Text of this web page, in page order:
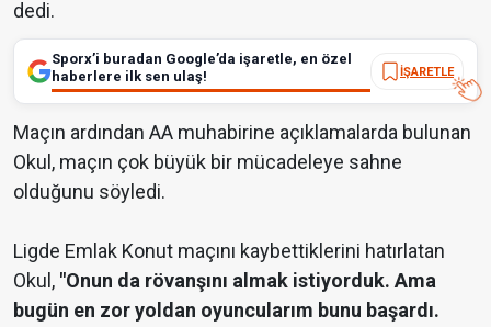
dedi.
Sporx’i buradan Google’da işaretle, en özel
haberlere ilk sen ulaş!
İŞARETLE
Maçın ardından AA muhabirine açıklamalarda bulunan
Okul, maçın çok büyük bir mücadeleye sahne
olduğunu söyledi.
Ligde Emlak Konut maçını kaybettiklerini hatırlatan
Okul, "Onun da rövanşını almak istiyorduk. Ama
bugün en zor yoldan oyuncularım bunu başardı.